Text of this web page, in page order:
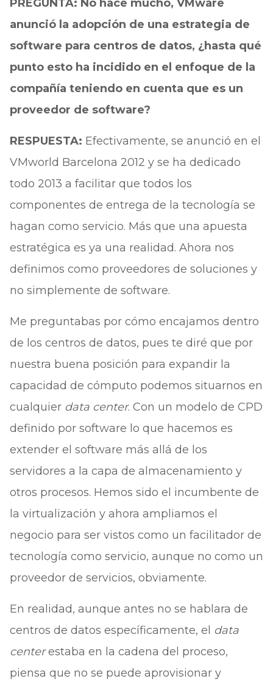
PREGUNTA: No hace mucho, VMware
anunció la adopción de una estrategia de
software para centros de datos, ¿hasta qué
punto esto ha incidido en el enfoque de la
compañía teniendo en cuenta que es un
proveedor de software?
RESPUESTA: Efectivamente, se anunció en el
VMworld Barcelona 2012 y se ha dedicado
todo 2013 a facilitar que todos los
componentes de entrega de la tecnología se
hagan como servicio. Más que una apuesta
estratégica es ya una realidad. Ahora nos
definimos como proveedores de soluciones y
no simplemente de software.
Me preguntabas por cómo encajamos dentro
de los centros de datos, pues te diré que por
nuestra buena posición para expandir la
capacidad de cómputo podemos situarnos en
cualquier data center. Con un modelo de CPD
definido por software lo que hacemos es
extender el software más allá de los
servidores a la capa de almacenamiento y
otros procesos. Hemos sido el incumbente de
la virtualización y ahora ampliamos el
negocio para ser vistos como un facilitador de
tecnología como servicio, aunque no como un
proveedor de servicios, obviamente.
En realidad, aunque antes no se hablara de
centros de datos específicamente, el data
centerestaba en la cadena del proceso,
piensa que no se puede aprovisionar y